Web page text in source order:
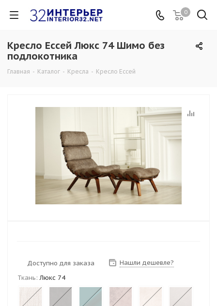
0
Кресло Ессей Люкс 74 Шимо без
подлокотника
Главная - Каталог - Кресла - Кресло Ессей
Доступно для заказа
Нашли дешевле?
Ткань: Люкс 74